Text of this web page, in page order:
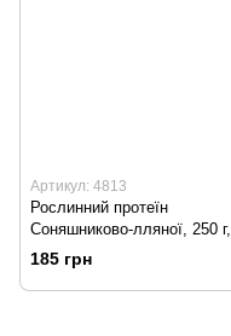
Артикул: 4813
Рослинний протеїн
Соняшниково-лляної, 250 г,
Fruity Yummy
185 грн